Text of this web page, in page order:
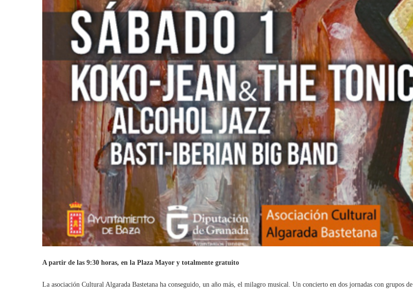
A partir de las 9:30 horas, en la Plaza Mayor y totalmente gratuito
La asociación Cultural Algarada Bastetana ha conseguido, un año más, el milagro musical. Un concierto en dos jornadas con grupos de